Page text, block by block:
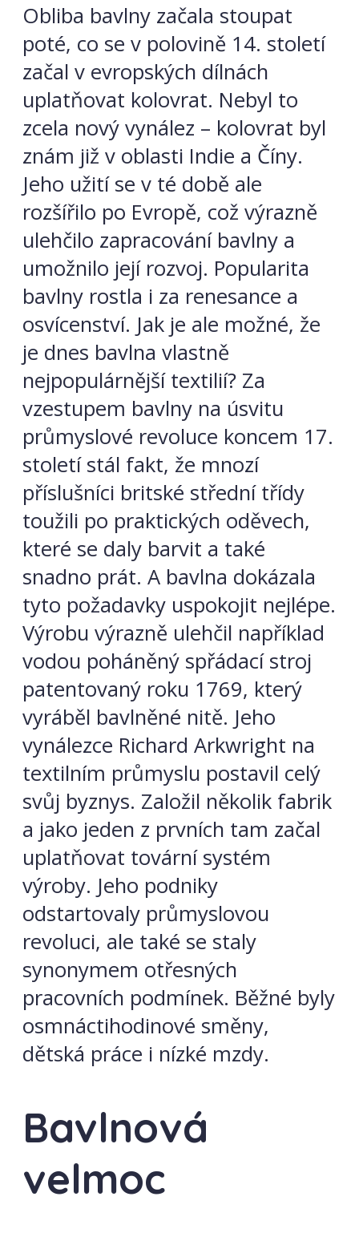
Obliba bavlny začala stoupat
poté, co se v polovině 14. století
začal v evropských dílnách
uplatňovat kolovrat. Nebyl to
zcela nový vynález – kolovrat byl
znám již v oblasti Indie a Číny.
Jeho užití se v té době ale
rozšířilo po Evropě, což výrazně
ulehčilo zapracování bavlny a
umožnilo její rozvoj. Popularita
bavlny rostla i za renesance a
osvícenství. Jak je ale možné, že
je dnes bavlna vlastně
nejpopulárnější textilií? Za
vzestupem bavlny na úsvitu
průmyslové revoluce koncem 17.
století stál fakt, že mnozí
příslušníci britské střední třídy
toužili po praktických oděvech,
které se daly barvit a také
snadno prát. A bavlna dokázala
tyto požadavky uspokojit nejlépe.
Výrobu výrazně ulehčil například
vodou poháněný spřádací stroj
patentovaný roku 1769, který
vyráběl bavlněné nitě. Jeho
vynálezce Richard Arkwright na
textilním průmyslu postavil celý
svůj byznys. Založil několik fabrik
a jako jeden z prvních tam začal
uplatňovat tovární systém
výroby. Jeho podniky
odstartovaly průmyslovou
revoluci, ale také se staly
synonymem otřesných
pracovních podmínek. Běžné byly
osmnáctihodinové směny,
dětská práce i nízké mzdy.
Bavlnová
velmoc